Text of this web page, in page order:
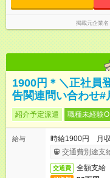
掲載元企業名
1900円＊＼正社員
告関連問い合わせ#
紹介予定派遣 職種未経験
給与
時給1900円 月
交通費別途支
交通費 全額支給